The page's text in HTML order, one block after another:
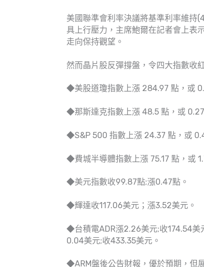
美國聯準會利率決議將基準利率維持
具上行壓力，主席鮑爾在記者會上表
走向保持觀望。
然而晶片股反彈撐盤，令四大指數收
◆美股道瓊指數上漲 284.97 點，或
◆那斯達克指數上漲 48.5 點，或
◆S&P 500 指數上漲 24.37 點，或
◆費城半導體指數上漲 75.17 點，或
◆美元指數收99.87點;漲0.47點。
◆輝達收117.06美元；漲3.52美元。
◆台積電ADR漲2.26美元;收174.54美
0.04美元;收433.35美元。
◆ARM盤後公告財報，優於預期，但